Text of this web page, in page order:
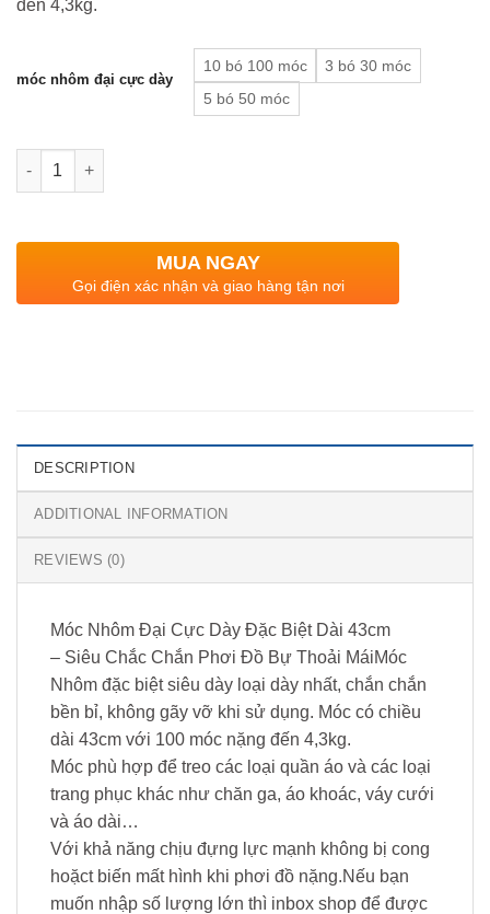
đến 4,3kg.
móc nhôm đại cực dày
10 bó 100 móc
3 bó 30 móc
5 bó 50 móc
Quantity
MUA NGAY
Gọi điện xác nhận và giao hàng tận nơi
DESCRIPTION
ADDITIONAL INFORMATION
REVIEWS (0)
Móc Nhôm Đại Cực Dày Đặc Biệt Dài 43cm
– Siêu Chắc Chắn Phơi Đồ Bự Thoải MáiMóc
Nhôm đặc biệt siêu dày loại dày nhất, chắn chắn
bền bỉ, không gãy vỡ khi sử dụng. Móc có chiều
dài 43cm với 100 móc nặng đến 4,3kg.
Móc phù hợp để treo các loại quần áo và các loại
trang phục khác như chăn ga, áo khoác, váy cưới
và áo dài…
Với khả năng chịu đựng lực mạnh không bị cong
hoặct biến mất hình khi phơi đồ nặng.Nếu bạn
muốn nhập số lượng lớn thì inbox shop để được